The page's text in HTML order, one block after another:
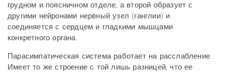
грудном и поясничном отделе, а второй образует с
другими нейронами нервный узел (ганглии) и
соединяется с сердцем и гладкими мышцами
конкретного органа.
Парасимпатическая система работает на расслабление.
Имеет то же строение с той лишь разницей, что ее